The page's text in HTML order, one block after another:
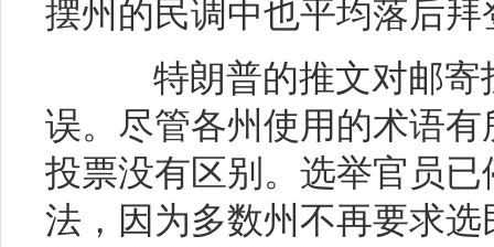
摆州的民调中也平均落后拜
特朗普的推文对邮寄
误。尽管各州使用的术语
投票没有区别。选举官员
法，因为多数州不再要求